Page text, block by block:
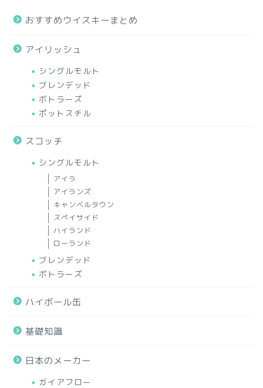
おすすめウイスキーまとめ
アイリッシュ
シングルモルト
ブレンデッド
ボトラーズ
ポットスチル
スコッチ
シングルモルト
アイラ
アイランズ
キャンベルタウン
スペイサイド
ハイランド
ローランド
ブレンデッド
ボトラーズ
ハイボール缶
基礎知識
日本のメーカー
ガイアフロー